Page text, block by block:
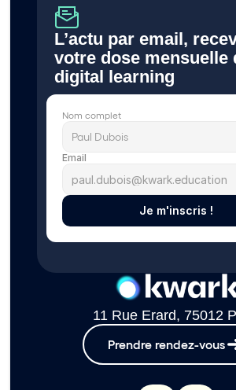
L’actu par email,
votre dose mensuelle
digital learning
Nom complet
Email
Je m'inscris !
11 Rue Erard, 75012
Prendre rendez-vous